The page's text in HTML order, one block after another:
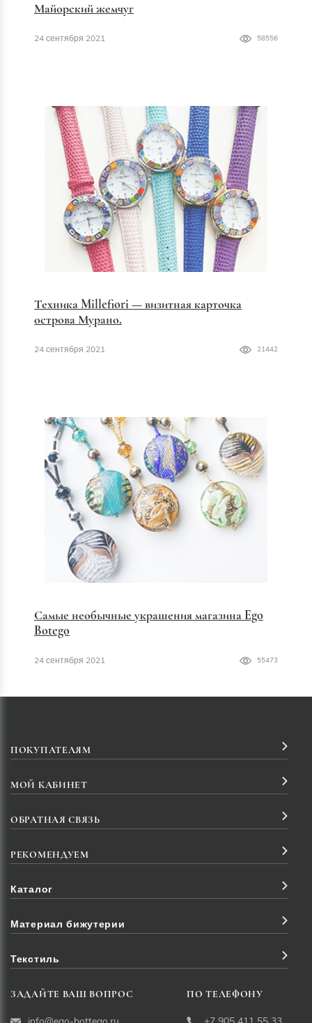
Майорский жемчуг
24 сентября 2021 58556
Техника Millefiori — визитная карточка
острова Мурано.
24 сентября 2021 21442
Самые необычные украшения магазина Ego
Botego
24 сентября 2021 55473
ПОКУПАТЕЛЯМ
МОЙ КАБИНЕТ
ОБРАТНАЯ СВЯЗЬ
РЕКОМЕНДУЕМ
Каталог
Материал бижутерии
Текстиль
ЗАДАЙТЕ ВАШ ВОПРОС ПО ТЕЛЕФОНУ